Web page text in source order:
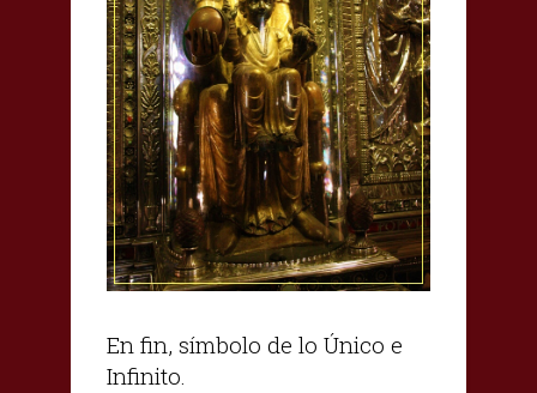
En fin, símbolo de lo Único e
Infinito.